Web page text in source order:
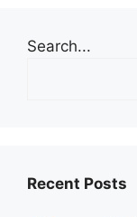
Search...
Recent Posts